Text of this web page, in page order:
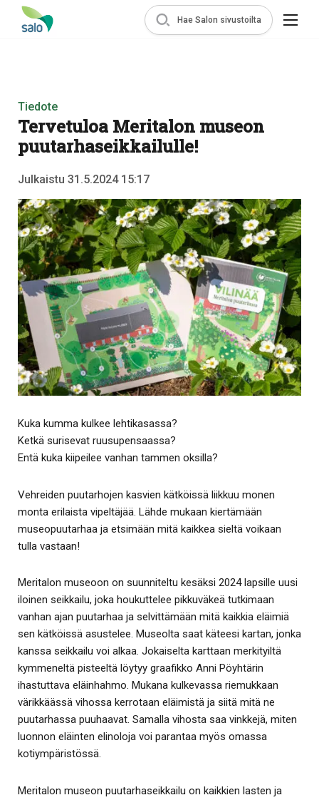
Hae Salon sivustoilta
Tiedote
Tervetuloa Meritalon museon
puutarhaseikkailulle!
Julkaistu 31.5.2024 15:17
Kuka kumma kulkee lehtikasassa?
Ketkä surisevat ruusupensaassa?
Entä kuka kiipeilee vanhan tammen oksilla?
Vehreiden puutarhojen kasvien kätköissä liikkuu monen
monta erilaista vipeltäjää. Lähde mukaan kiertämään
museopuutarhaa ja etsimään mitä kaikkea sieltä voikaan
tulla vastaan!
Meritalon museoon on suunniteltu kesäksi 2024 lapsille uusi
iloinen seikkailu, joka houkuttelee pikkuväkeä tutkimaan
vanhan ajan puutarhaa ja selvittämään mitä kaikkia eläimiä
sen kätköissä asustelee. Museolta saat käteesi kartan, jonka
kanssa seikkailu voi alkaa. Jokaiselta karttaan merkityiltä
kymmeneltä pisteeltä löytyy graafikko Anni Pöyhtärin
ihastuttava eläinhahmo. Mukana kulkevassa riemukkaan
värikkäässä vihossa kerrotaan eläimistä ja siitä mitä ne
puutarhassa puuhaavat. Samalla vihosta saa vinkkejä, miten
luonnon eläinten elinoloja voi parantaa myös omassa
kotiympäristössä.
Meritalon museon puutarhaseikkailu on kaikkien lasten ja